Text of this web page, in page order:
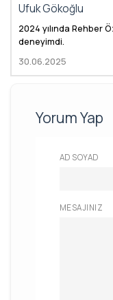
Ufuk Gökoğlu
2024 yılında Rehber
deneyimdi.
30.06.2025
Yorum Yap
AD SOYAD
MESAJINIZ